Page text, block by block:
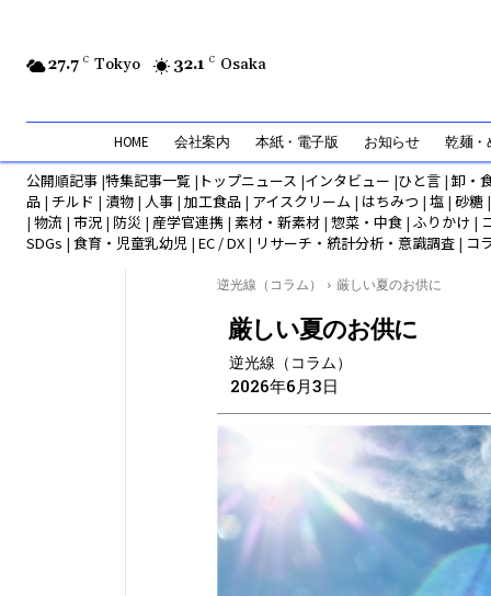
27.7 C Tokyo 32.1 C Osaka
HOME 会社案内 本紙・電子版 お知らせ 乾麺・
公開順記事 |特集記事一覧 | トップニュース |インタビュー |ひと言 |卸・
品 | チルド | 漬物 | 人事 | 加工食品 | アイスクリーム | はちみつ | 塩 | 砂糖
| 物流 | 市況 | 防災 | 産学官連携 | 素材・新素材 | 惣菜・中食 | ふりかけ |
SDGs | 食育・児童乳幼児 | EC / DX | リサーチ・統計分析・意識調査 | コ
逆光線（コラム） 厳しい夏のお供に
厳しい夏のお供に
逆光線（コラム）
2026年6月3日